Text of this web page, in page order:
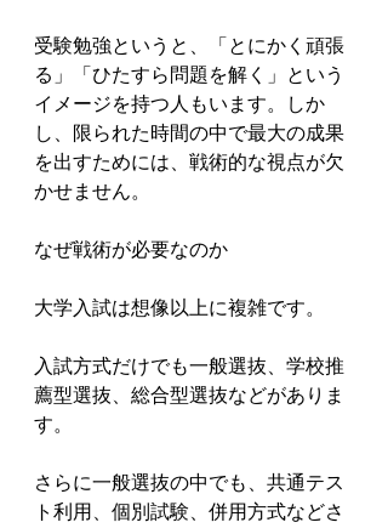
受験勉強というと、「とにかく頑張
る」「ひたすら問題を解く」という
イメージを持つ人もいます。しか
し、限られた時間の中で最大の成果
を出すためには、戦術的な視点が欠
かせません。
なぜ戦術が必要なのか
大学入試は想像以上に複雑です。
入試方式だけでも一般選抜、学校推
薦型選抜、総合型選抜などがありま
す。
さらに一般選抜の中でも、共通テス
ト利用、個別試験、併用方式などさ